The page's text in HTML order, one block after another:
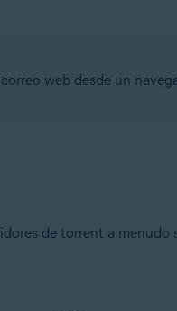
web desde un
de torrent a menudo